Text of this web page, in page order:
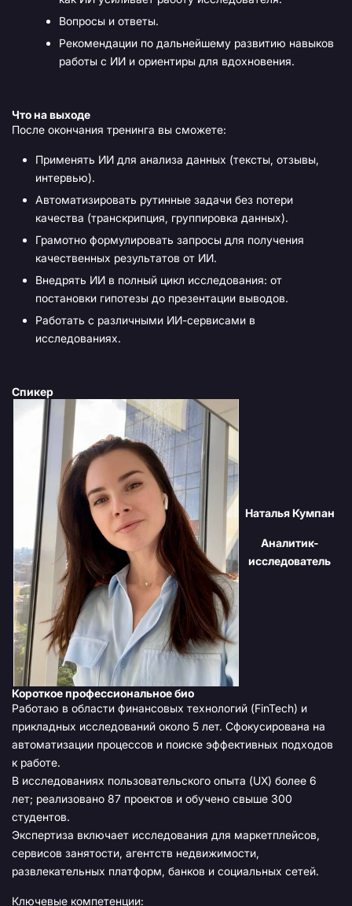
Вопросы и ответы.
Рекомендации по дальнейшему развитию навыков
работы с ИИ и ориентиры для вдохновения.
Что на выходе
После окончания тренинга вы сможете:
Применять ИИ для анализа данных (тексты, отзывы,
интервью).
Автоматизировать рутинные задачи без потери
качества (транскрипция, группировка данных).
Грамотно формулировать запросы для получения
качественных результатов от ИИ.
Внедрять ИИ в полный цикл исследования: от
постановки гипотезы до презентации выводов.
Работать с различными ИИ-сервисами в
исследованиях.
Спикер
Наталья Кумпан
Аналитик-
исследователь
Короткое профессиональное био
Работаю в области финансовых технологий (FinTech) и
прикладных исследований около 5 лет. Сфокусирована на
автоматизации процессов и поиске эффективных подходов
к работе.
В исследованиях пользовательского опыта (UX) более 6
лет; реализовано 87 проектов и обучено свыше 300
студентов.
Экспертиза включает исследования для маркетплейсов,
сервисов занятости, агентств недвижимости,
развлекательных платформ, банков и социальных сетей.
Ключевые компетенции: